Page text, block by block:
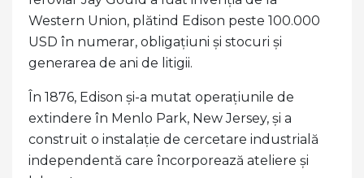
Western Union, plătind Edison peste 100.000
USD în numerar, obligațiuni și stocuri și
generarea de ani de litigii.
În 1876, Edison și-a mutat operațiunile de
extindere în Menlo Park, New Jersey, și a
construit o instalație de cercetare industrială
independentă care încorporează ateliere și